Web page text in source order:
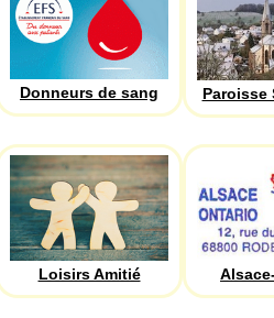
Donneurs de sang Paroisse
Loisirs Amitié